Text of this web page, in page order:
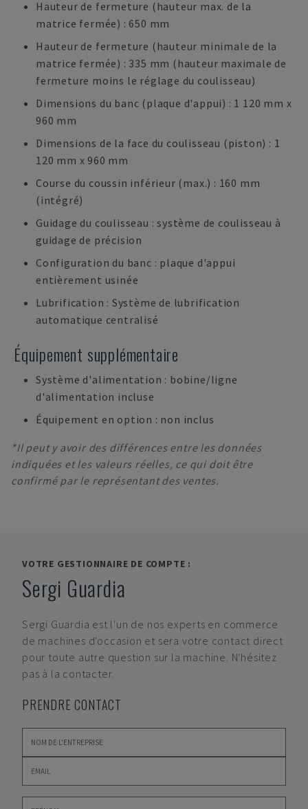
Hauteur de fermeture (hauteur max. de la
matrice fermée) : 650 mm
Hauteur de fermeture (hauteur minimale de la
matrice fermée) : 335 mm (hauteur maximale de
fermeture moins le réglage du coulisseau)
Dimensions du banc (plaque d'appui) : 1 120 mm x
960 mm
Dimensions de la face du coulisseau (piston) : 1
120 mm x 960 mm
Course du coussin inférieur (max.) : 160 mm
(intégré)
Guidage du coulisseau : système de coulisseau à
guidage de précision
Configuration du banc : plaque d'appui
entièrement usinée
Lubrification : Système de lubrification
automatique centralisé
Équipement supplémentaire
Système d'alimentation : bobine/ligne
d'alimentation incluse
Équipement en option : non inclus
*Il peut y avoir des différences entre les données
indiquées et les valeurs réelles, ce qui doit être
confirmé par le représentant des ventes.
VOTRE GESTIONNAIRE DE COMPTE :
Sergi Guardia
Sergi Guardia est l'un de nos experts en commerce
de machines d'occasion et sera votre contact direct
pour toute autre question sur la machine. N'hésitez
pas à la contacter.
PRENDRE CONTACT